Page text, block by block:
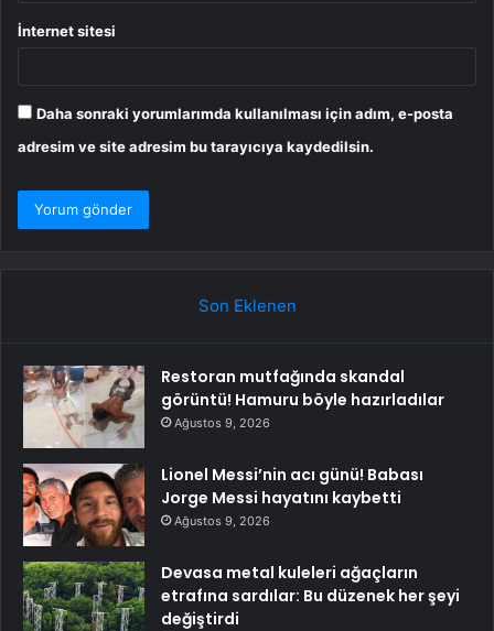
İnternet sitesi
Daha sonraki yorumlarımda kullanılması için adım, e-posta
adresim ve site adresim bu tarayıcıya kaydedilsin.
Son Eklenen
Restoran mutfağında skandal
görüntü! Hamuru böyle hazırladılar
Ağustos 9, 2026
Lionel Messi’nin acı günü! Babası
Jorge Messi hayatını kaybetti
Ağustos 9, 2026
Devasa metal kuleleri ağaçların
etrafına sardılar: Bu düzenek her şeyi
değiştirdi